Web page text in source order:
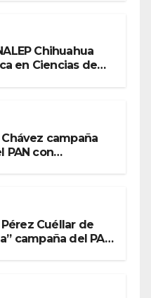
Chihuahua
en Ciencias de
campaña
PAN con
Cuéllar de
campaña del PAN